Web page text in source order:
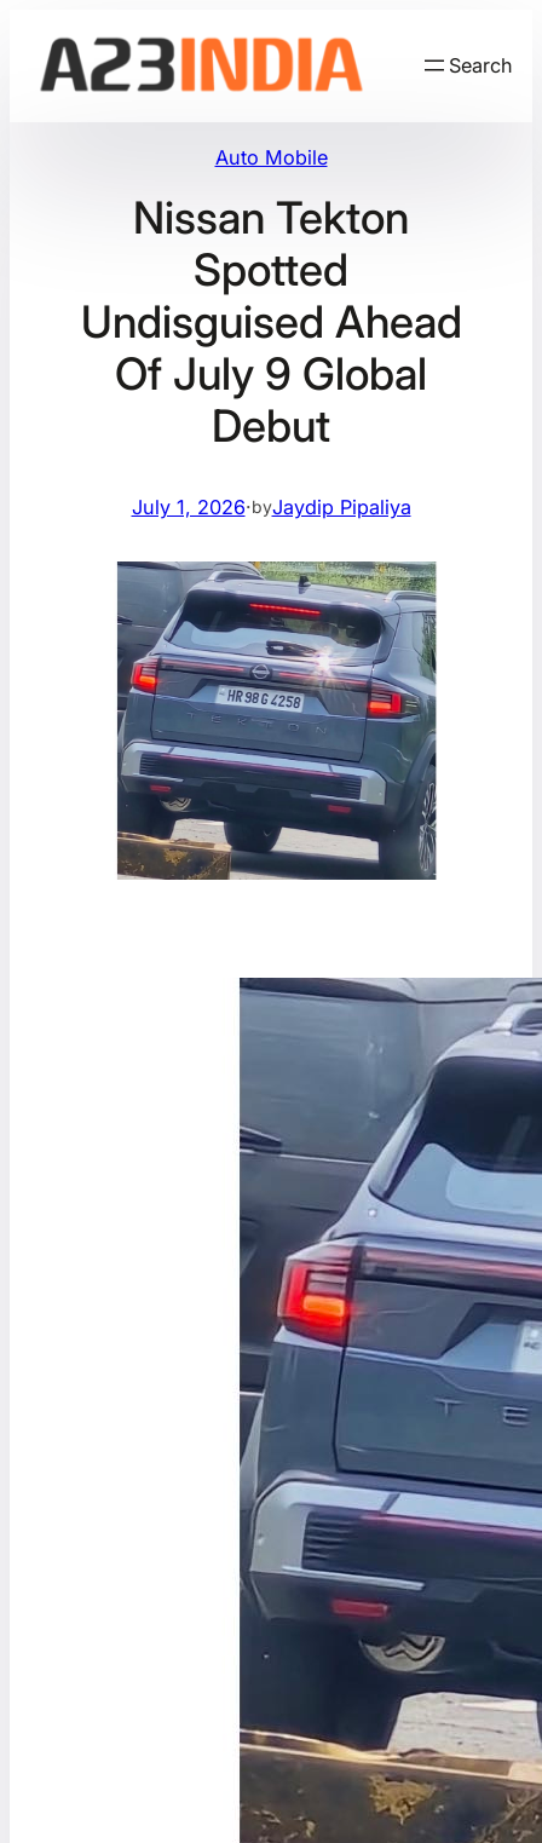
content
Search
Auto Mobile
Nissan Tekton
Spotted
Undisguised Ahead
Of July 9 Global
Debut
July 1, 2026·byJaydip Pipaliya